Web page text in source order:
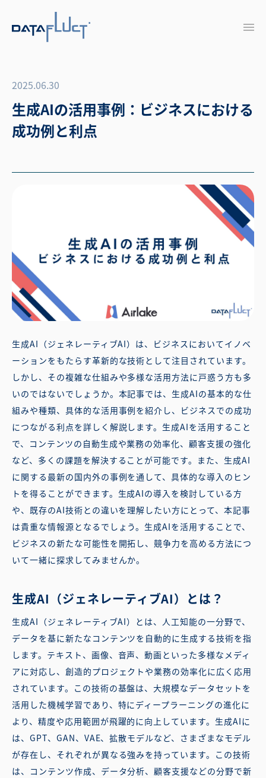
2025.06.30
生成AIの活用事例：ビジネスにおける
成功例と利点
生成AI（ジェネレーティブAI）は、ビジネスにおいてイノベ
ーションをもたらす革新的な技術として注目されています。
しかし、その複雑な仕組みや多様な活用方法に戸惑う方も多
いのではないでしょうか。本記事では、生成AIの基本的な仕
組みや種類、具体的な活用事例を紹介し、ビジネスでの成功
につながる利点を詳しく解説します。生成AIを活用すること
で、コンテンツの自動生成や業務の効率化、顧客支援の強化
など、多くの課題を解決することが可能です。また、生成AI
に関する最新の国内外の事例を通して、具体的な導入のヒン
トを得ることができます。生成AIの導入を検討している方
や、既存のAI技術との違いを理解したい方にとって、本記事
は貴重な情報源となるでしょう。生成AIを活用することで、
ビジネスの新たな可能性を開拓し、競争力を高める方法につ
いて一緒に探求してみませんか。
生成AI（ジェネレーティブAI）とは？
生成AI（ジェネレーティブAI）とは、人工知能の一分野で、
データを基に新たなコンテンツを自動的に生成する技術を指
します。テキスト、画像、音声、動画といった多様なメディ
アに対応し、創造的プロジェクトや業務の効率化に広く応用
されています。この技術の基盤は、大規模なデータセットを
活用した機械学習であり、特にディープラーニングの進化に
より、精度や応用範囲が飛躍的に向上しています。生成AIに
は、GPT、GAN、VAE、拡散モデルなど、さまざまなモデル
が存在し、それぞれが異なる強みを持っています。この技術
は、コンテンツ作成、データ分析、顧客支援などの分野で新